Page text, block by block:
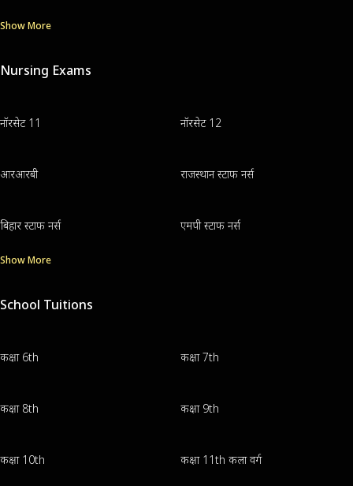
Show More
Nursing Exams
नॉरसेट 11 नॉरसेट 12
आरआरबी राजस्थान स्टाफ नर्स
बिहार स्टाफ नर्स एमपी स्टाफ नर्स
Show More
School Tuitions
कक्षा 6th कक्षा 7th
कक्षा 8th कक्षा 9th
कक्षा 10th कक्षा 11th कला वर्ग